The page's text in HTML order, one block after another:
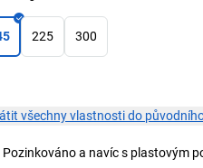
225 300
všechny vlastnosti do
Pozinkováno a navíc s plastovým